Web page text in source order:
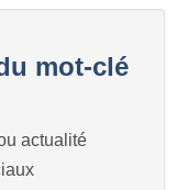
mot-clé
actualité